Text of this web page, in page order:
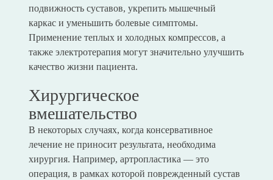
подвижность суставов, укрепить мышечный
каркас и уменьшить болевые симптомы.
Применение теплых и холодных компрессов, а
также электротерапия могут значительно улучшить
качество жизни пациента.
Хирургическое
вмешательство
В некоторых случаях, когда консервативное
лечение не приносит результата, необходима
хирургия. Например, артропластика — это
операция, в рамках которой поврежденный сустав